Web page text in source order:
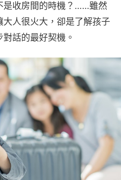
是收房間的時機？……雖然
人很火大，卻是了解孩子
話的最好契機。